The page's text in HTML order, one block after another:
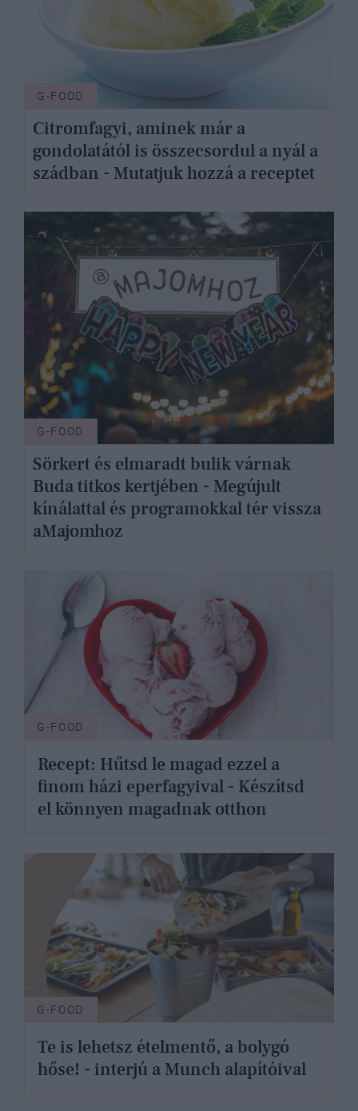
G-FOOD
Citromfagyi, aminek már a
gondolatától is összecsordul a nyál a
szádban - Mutatjuk hozzá a receptet
G-FOOD
Sörkert és elmaradt bulik várnak
Buda titkos kertjében - Megújult
kínálattal és programokkal tér vissza
aMajomhoz
G-FOOD
Recept: Hűtsd le magad ezzel a
finom házi eperfagyival - Készítsd
el könnyen magadnak otthon
G-FOOD
Te is lehetsz ételmentő, a bolygó
hőse! - interjú a Munch alapítóival